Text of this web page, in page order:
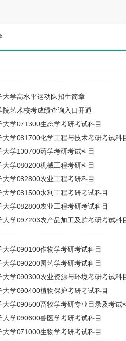
大学高水平运动队招生简章
院艺术校考成绩查询入口开通
大学071300生态学考研考试科目
大学081700化学工程与技术考研考试科
大学100700药学考研考试科目
大学080200机械工程考研科目
大学082800农业工程考研科目
大学081500水利工程考研考试科目
大学082800农业工程考研考试科目
大学097203农产品加工及贮考研考试科
大学090100作物学考研考试科目
大学090200园艺学考研考试科目
大学090300农业资源与环境考研考试科
大学090400植物保护考研考试科目
大学090500畜牧学考研专业目录及考试
大学090600兽医学考研考试科目
大学071000生物学考研考试科目